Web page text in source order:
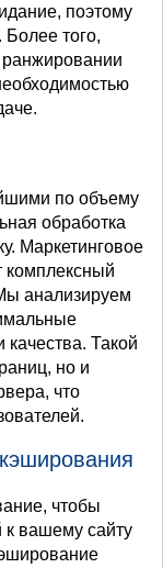
поэтому
того,
ранжировании
по объему
обработка
Маркетинговое
комплексный
анализируем
Такой
но и
что
чтобы
к вашему сайту